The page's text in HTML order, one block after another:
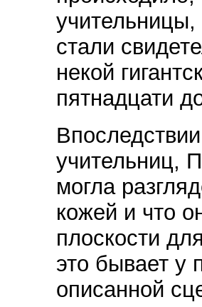
стали
некой
пятнадцати
учительниц,
могла
кожей и что
плоскости
это бывает у
описанной